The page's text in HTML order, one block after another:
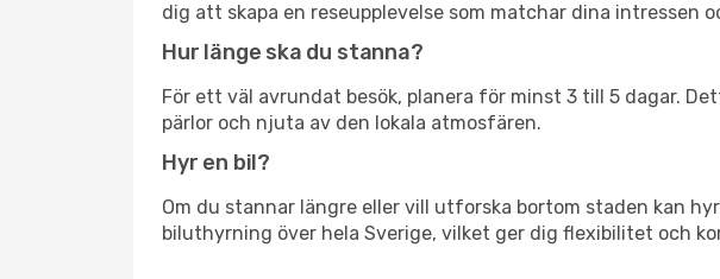
dig att skapa en reseupplevelse som matchar dina intressen
Hur länge ska du stanna?
För ett väl avrundat besök, planera för minst 3 till 5 dagar.
pärlor och njuta av den lokala atmosfären.
Hyr en bil?
Om du stannar längre eller vill utforska bortom staden kan
biluthyrning över hela Sverige, vilket ger dig flexibilitet och